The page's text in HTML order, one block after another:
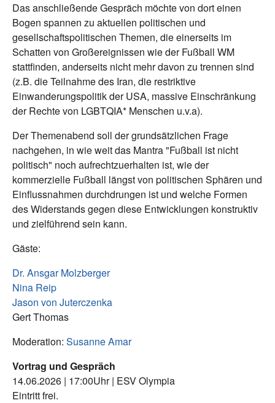
Das anschließende Gespräch möchte von dort einen
Bogen spannen zu aktuellen politischen und
gesellschaftspolitischen Themen, die einerseits im
Schatten von Großereignissen wie der Fußball WM
stattfinden, anderseits nicht mehr davon zu trennen sind
(z.B. die Teilnahme des Iran, die restriktive
Einwanderungspolitik der USA, massive Einschränkung
der Rechte von LGBTQIA* Menschen u.v.a).
Der Themenabend soll der grundsätzlichen Frage
nachgehen, in wie weit das Mantra "Fußball ist nicht
politisch" noch aufrechtzuerhalten ist, wie der
kommerzielle Fußball längst von politischen Sphären und
Einflussnahmen durchdrungen ist und welche Formen
des Widerstands gegen diese Entwicklungen konstruktiv
und zielführend sein kann.
Gäste:
Dr. Ansgar Molzberger
Nina Reip
Jason von Juterczenka
Gert Thomas
Moderation: Susanne Amar
Vortrag und Gespräch
14.06.2026 | 17:00Uhr | ESV Olympia
Eintritt frei.